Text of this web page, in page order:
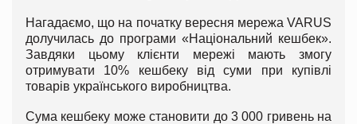
Нагадаємо, що на початку вересня мережа VARUS
долучилась до програми «Національний кешбек».
Завдяки цьому клієнти мережі мають змогу
отримувати 10% кешбеку від суми при купівлі
товарів українського виробництва.
Сума кешбеку може становити до 3 000 гривень на